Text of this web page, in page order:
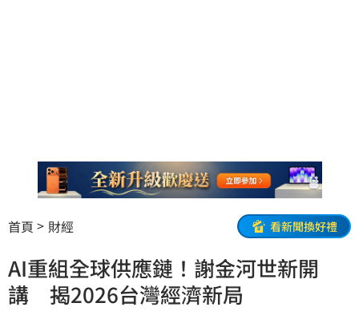
首頁 財經 看新聞換好禮
AI重組全球供應鏈！謝金河世新開
講 揭2026台灣經濟新局